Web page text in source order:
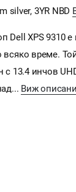
silver, 3YR NBD
Dell XPS 9310
всяко време.
с 13.4 инчов
Виж